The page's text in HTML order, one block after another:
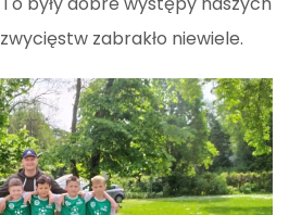
zabrakło niewiele.